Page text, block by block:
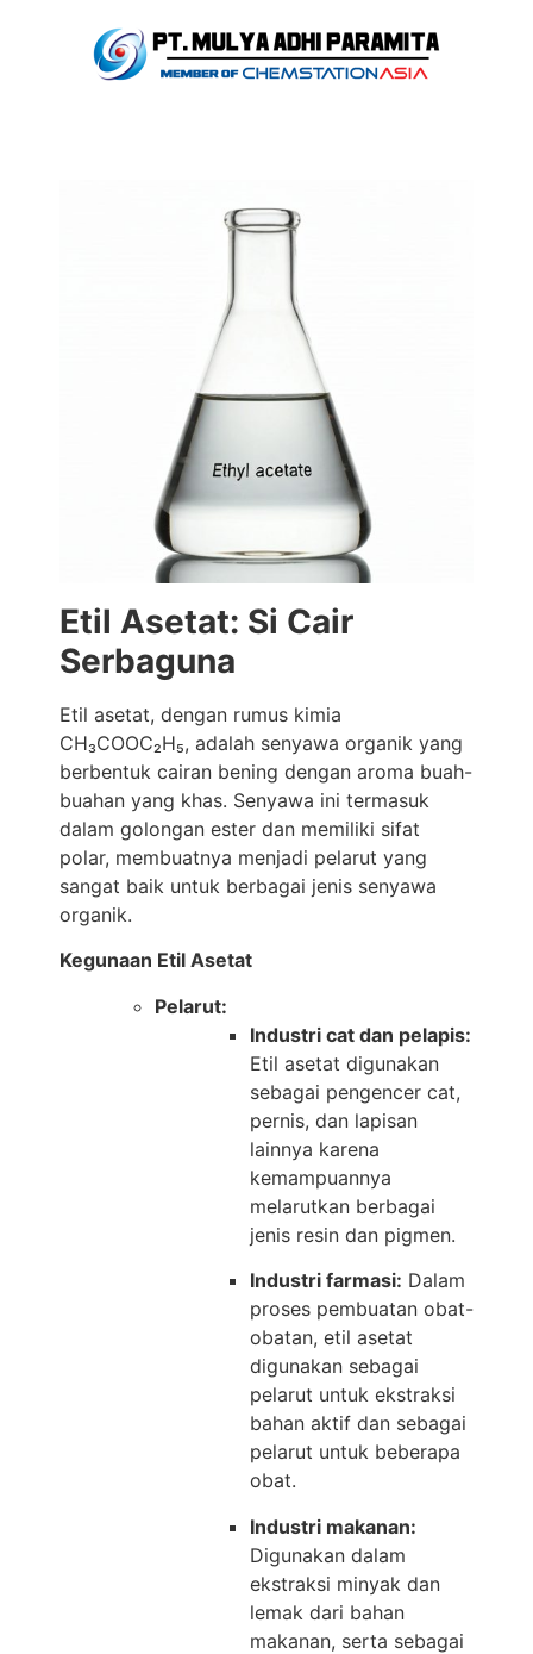
Etil Asetat: Si Cair
Serbaguna
Etil asetat, dengan rumus kimia
CH₃COOC₂H₅, adalah senyawa organik yang
berbentuk cairan bening dengan aroma buah-
buahan yang khas. Senyawa ini termasuk
dalam golongan ester dan memiliki sifat
polar, membuatnya menjadi pelarut yang
sangat baik untuk berbagai jenis senyawa
organik.
Kegunaan Etil Asetat
Pelarut:
Industri cat dan pelapis:
Etil asetat digunakan
sebagai pengencer cat,
pernis, dan lapisan
lainnya karena
kemampuannya
melarutkan berbagai
jenis resin dan pigmen.
Industri farmasi: Dalam
proses pembuatan obat-
obatan, etil asetat
digunakan sebagai
pelarut untuk ekstraksi
bahan aktif dan sebagai
pelarut untuk beberapa
obat.
Industri makanan:
Digunakan dalam
ekstraksi minyak dan
lemak dari bahan
makanan, serta sebagai